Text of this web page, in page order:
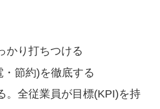
かり打ちつける
節約)を徹底する
。全従業員が目標(KPI)を持